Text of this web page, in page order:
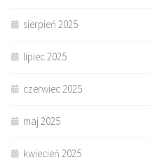
sierpień 2025
lipiec 2025
czerwiec 2025
maj 2025
kwiecień 2025